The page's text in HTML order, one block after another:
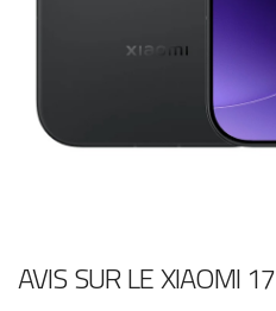
AVIS SUR LE XIAOMI 17